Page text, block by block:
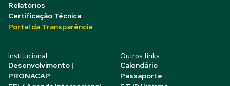
Relatórios
Certificação Técnica
Portal da Transparência
Institucional
Desenvolvimento |
PRONACAP
Outros links
Calendário
Passaporte